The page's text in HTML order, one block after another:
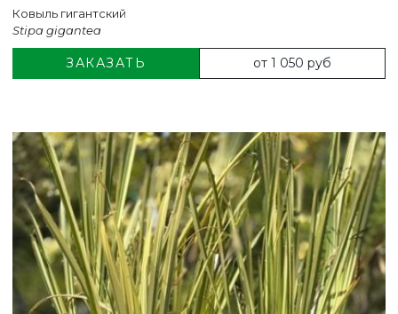
Ковыль гигантский
Stipa gigantea
ЗАКАЗАТЬ от 1 050 руб